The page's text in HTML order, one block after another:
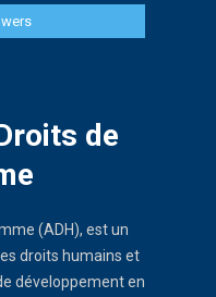
de
(ADH), est un
droits humains et
développement en